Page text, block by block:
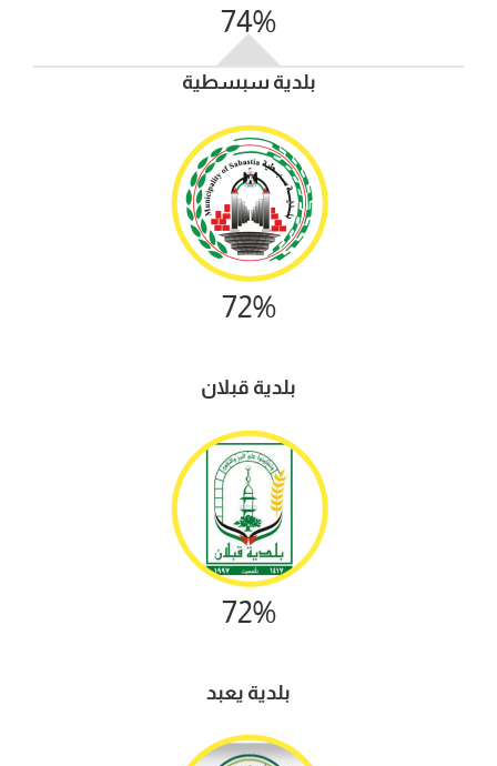
74%
بلدية سبسطية
72%
بلدية قبلان
72%
بلدية يعبد